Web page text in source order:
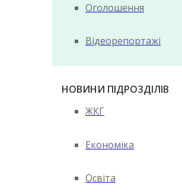
Оголошення
Відеорепортажі
НОВИНИ ПІДРОЗДІЛІВ
ЖКГ
Економіка
Освіта